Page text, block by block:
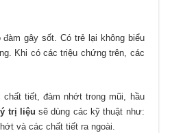
gây sốt. Có trẻ lại không biểu
Khi có các triệu chứng trên, các
chất tiết, đàm nhớt trong mũi, hầu
trị liệu sẽ dùng các kỹ thuật như:
và các chất tiết ra ngoài.